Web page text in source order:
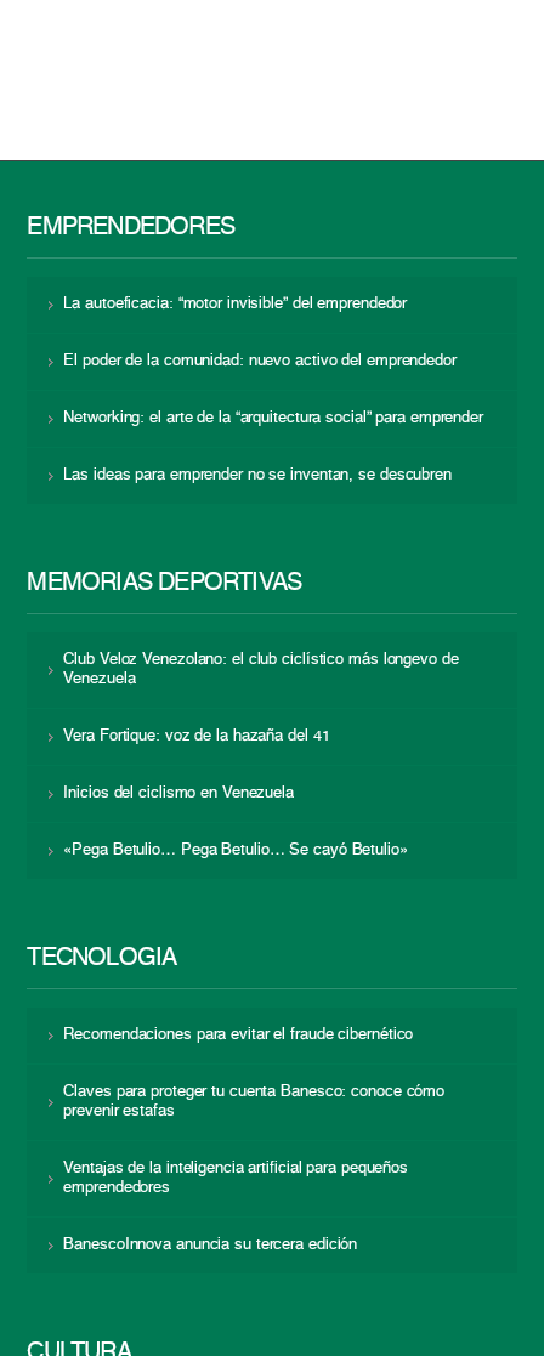
EMPRENDEDORES
La autoeficacia: “motor invisible” del emprendedor
El poder de la comunidad: nuevo activo del emprendedor
Networking: el arte de la “arquitectura social” para emprender
Las ideas para emprender no se inventan, se descubren
MEMORIAS DEPORTIVAS
Club Veloz Venezolano: el club ciclístico más longevo de
Venezuela
Vera Fortique: voz de la hazaña del 41
Inicios del ciclismo en Venezuela
«Pega Betulio… Pega Betulio… Se cayó Betulio»
TECNOLOGÍA
Recomendaciones para evitar el fraude cibernético
Claves para proteger tu cuenta Banesco: conoce cómo
prevenir estafas
Ventajas de la inteligencia artificial para pequeños
emprendedores
BanescoInnova anuncia su tercera edición